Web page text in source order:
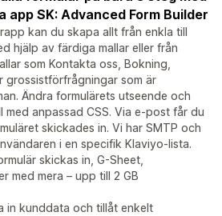
app SK: Advanced Form Builder
kan du skapa allt från enkla till
hjälp av färdiga mallar eller från
som Kontakta oss, Bokning,
grossistförfrågningar som är
Ändra formulärets utseende och
med anpassad CSS. Via e-post får du
skickades in. Vi har SMTP och
i en specifik Klaviyo-lista.
skickas in, G-Sheet,
med mera – upp till 2 GB
in kunddata och tillåt enkelt